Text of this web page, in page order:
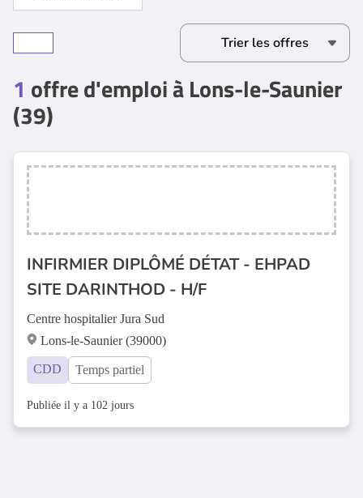
1 offre d'emploi à Lons-le-Saunier
(39)
INFIRMIER DIPLÔMÉ DÉTAT - EHPAD
SITE DARINTHOD - H/F
Centre hospitalier Jura Sud
Lons-le-Saunier (39000)
CDD Temps partiel
Publiée il y a 102 jours